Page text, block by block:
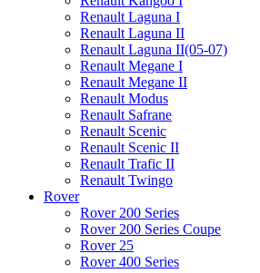
Renault Laguna I
Renault Laguna II
Renault Laguna II(05-07)
Renault Megane I
Renault Megane II
Renault Modus
Renault Safrane
Renault Scenic
Renault Scenic II
Renault Trafic II
Renault Twingo
Rover
Rover 200 Series
Rover 200 Series Coupe
Rover 25
Rover 400 Series